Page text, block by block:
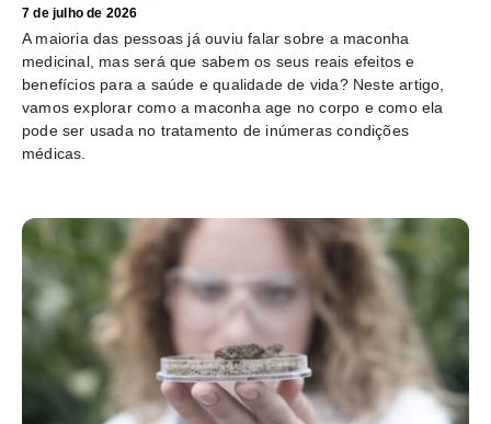
7 de julho de 2026
A maioria das pessoas já ouviu falar sobre a maconha
medicinal, mas será que sabem os seus reais efeitos e
benefícios para a saúde e qualidade de vida? Neste artigo,
vamos explorar como a maconha age no corpo e como ela
pode ser usada no tratamento de inúmeras condições
médicas.